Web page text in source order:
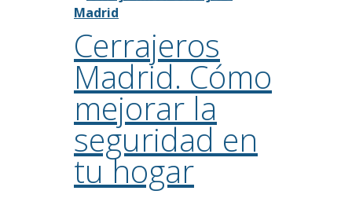
Cerrajeros
Madrid. Cómo
mejorar la
seguridad en
tu hogar